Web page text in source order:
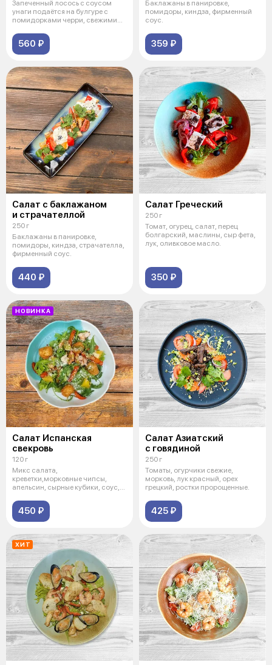
Запеченный лосось с соусом
унаги подаётся на булгуре с
помидорками черри, свежими
560 ₽
Баклажаны в панировке,
помидоры, киндза, фирменный
соус.
359 ₽
Салат с баклажаном
и страчателлой
250 г
Баклажаны в панировке,
помидоры, киндза, страчателла,
фирменный соус.
440 ₽
Салат Греческий
250 г
Томат, огурец, салат, перец
болгарский, маслины, сыр фета,
лук, оливковое масло.
350 ₽
НОВИНКА
Салат Испанская
свекровь
120 г
Микс салата,
креветки,морковные чипсы,
апельсин, сырные кубики, соус,
450 ₽
Салат Азиатский
с говядиной
250 г
Томаты, огурчики свежие,
морковь, лук красный, орех
грецкий, ростки пророщенные.
425 ₽
ХИТ